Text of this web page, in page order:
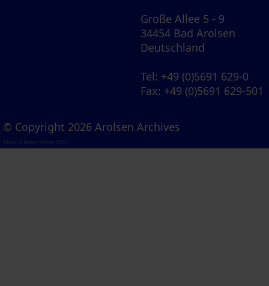
Große Allee 5 - 9
34454 Bad Arolsen
Deutschland
Tel: +49 (0)5691 629-0
Fax: +49 (0)5691 629-501
© Copyright 2026 Arolsen Archives
Visual Library Server 2026